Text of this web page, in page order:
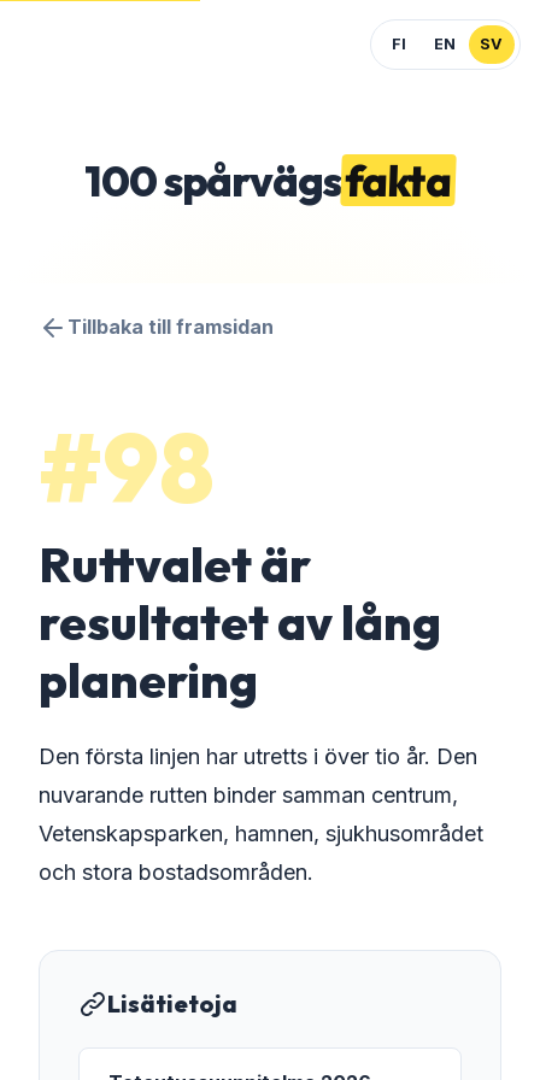
FI EN SV
100spårvägsfakta
Tillbaka till framsidan
#98
Ruttvalet är
resultatet av lång
planering
Den första linjen har utretts i över tio år. Den
nuvarande rutten binder samman centrum,
Vetenskapsparken, hamnen, sjukhusområdet
och stora bostadsområden.
Lisätietoja